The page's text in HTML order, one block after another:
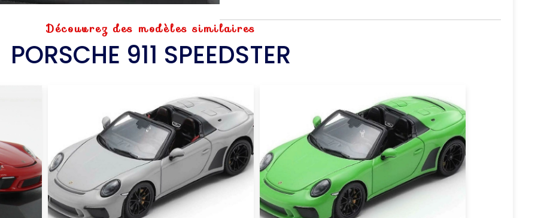
Découvrez des modèles similaires
PORSCHE 911 SPEEDSTER